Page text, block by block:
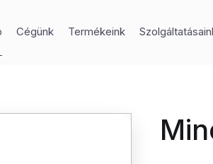
Cégünk Termékeink